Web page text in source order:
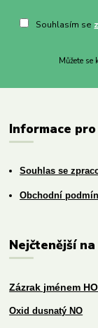
Souhlasím se
Můžete
Informace
Souhlas se
Obchodní
Nejčtenější
Zázrak jménem
Oxid dusnatý NO